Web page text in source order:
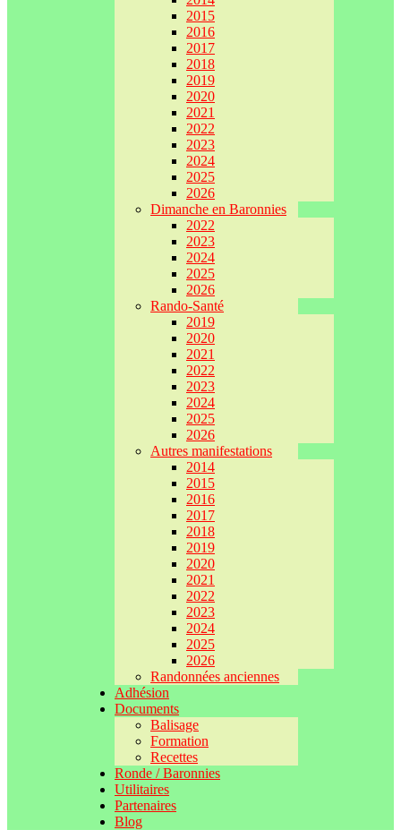
2015
2016
2017
2018
2019
2020
2021
2022
2023
2024
2025
2026
Dimanche en Baronnies
2022
2023
2024
2025
2026
Rando-Santé
2019
2020
2021
2022
2023
2024
2025
2026
Autres manifestations
2014
2015
2016
2017
2018
2019
2020
2021
2022
2023
2024
2025
2026
Randonnées anciennes
Adhésion
Documents
Balisage
Formation
Recettes
Ronde / Baronnies
Utilitaires
Partenaires
Blog